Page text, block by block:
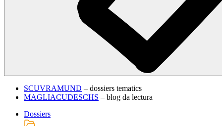
SCUVRAMUND – dossiers tematics
MAGLIACUDESCHS – blog da lectura
Dossiers